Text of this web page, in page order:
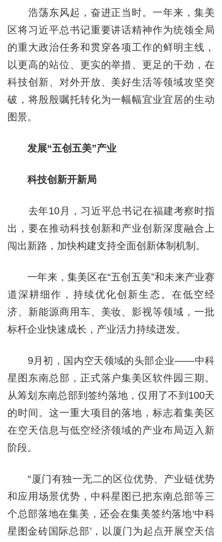
浩荡东风起，奋进正当时。一年来，集美
区将习近平总书记重要讲话精神作为统领全局
的重大政治任务和贯穿各项工作的鲜明主线，
以更高的站位、更实的举措、更足的干劲，在
科技创新、对外开放、美好生活等领域攻坚突
破，将殷殷嘱托转化为一幅幅宜业宜居的生动
图景。
发展“五创五美”产业
科技创新开新局
去年10月，习近平总书记在福建考察时指
出，要在推动科技创新和产业创新深度融合上
闯出新路，加快构建支持全面创新体制机制。
一年来，集美区在“五创五美”和未来产业赛
道深耕细作，持续优化创新生态。在低空经
济、新能源商用车、美妆、影视等领域，一批
标杆企业快速成长，产业活力持续迸发。
9月初，国内空天领域的头部企业——中科
星图东南总部，正式落户集美区软件园三期。
从筹划东南总部到签约落地，仅用了不到100天
的时间。这一重大项目的落地，标志着集美区
在空天信息与低空经济领域的产业布局迈入新
阶段。
“厦门有独一无二的区位优势、产业链优势
和应用场景优势，中科星图已把东南总部等三
个总部落地在集美，还会在集美签约落地‘中科
星图金砖国际总部’，以厦门为起点开展空天信